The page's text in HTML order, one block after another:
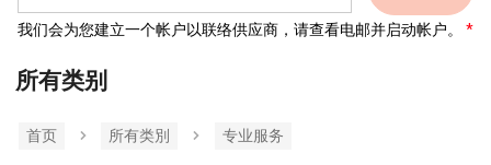
我们会为您建立一个帐户以联络供应商，请查看电邮并启动帐户。
所有类别
首页 所有类別 专业服务